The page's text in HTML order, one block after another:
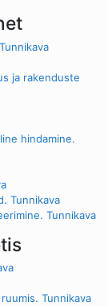
ja rakenduste
hindamine.
Tunnikava
Tunnikava
Tunnikava